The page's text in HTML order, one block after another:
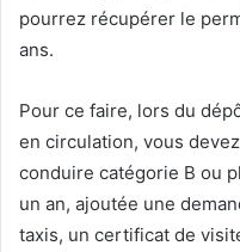
pourrez récupérer le
ans.
Pour ce faire, lors du
en circulation, vous
conduire catégorie B ou
un an, ajoutée une
taxis, un certificat de